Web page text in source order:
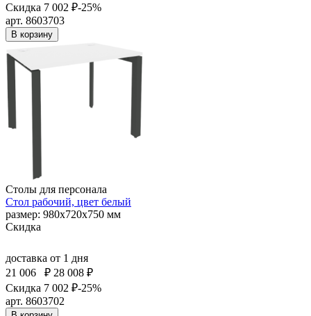
Скидка 7 002 ₽-25%
арт. 8603703
В корзину
Столы для персонала
Стол рабочий, цвет белый
размер: 980х720х750 мм
Скидка
доставка от 1 дня
21 006
₽ 28 008 ₽
Скидка 7 002 ₽-25%
арт. 8603702